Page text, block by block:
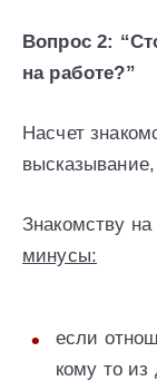
Вопрос 2:
на работе?”
Насчет
Знакомству
минусы:
если
кому то из